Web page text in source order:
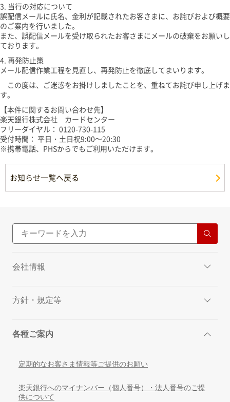
3. 当行の対応について
誤配信メールに氏名、金利が記載されたお客さまに、お詫びおよび概要
のご案内を行いました。
また、誤配信メールを受け取られたお客さまにメールの破棄をお願いし
ております。
4. 再発防止策
メール配信作業工程を見直し、再発防止を徹底してまいります。
この度は、ご迷惑をお掛けしましたことを、重ねてお詫び申し上げま
す。
【本件に関するお問い合わせ先】
楽天銀行株式会社 カードセンター
フリーダイヤル： 0120-730-115
受付時間： 平日・土日祝9:00～20:30
※携帯電話、PHSからでもご利用いただけます。
お知らせ一覧へ戻る
会社情報
方針・規定等
各種ご案内
定期的なお客さま情報等ご提供のお願い
楽天銀行へのマイナンバー（個人番号）・法人番号のご提
供について